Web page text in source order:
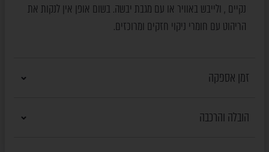
נקיים , ולייבש באוויר או עם מגבת יבשה. בשום אופן אין לנקות את
הריהוט עם חומרי ניקוי חזקים ומרוכזים.
זמן אספקה
הובלה והרכבה